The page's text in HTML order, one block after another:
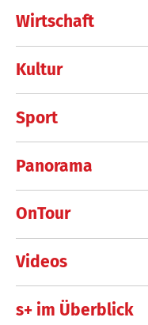
Wirtschaft
Kultur
Sport
Panorama
OnTour
Videos
s+ im Überblick